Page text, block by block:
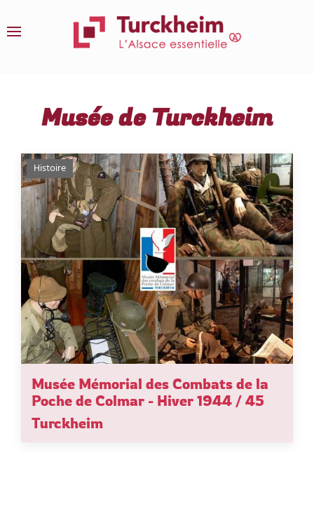
Accéder au contenu principal
Musée de Turckheim
Histoire
Musée Mémorial des Combats de la
Poche de Colmar - Hiver 1944 / 45
Turckheim